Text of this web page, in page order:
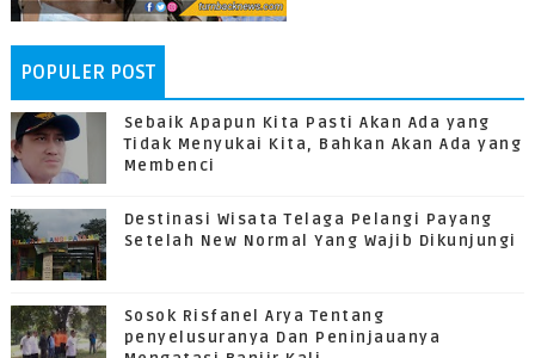
POPULER POST
Sebaik Apapun Kita Pasti Akan Ada yang
Tidak Menyukai Kita, Bahkan Akan Ada yang
Membenci
Destinasi Wisata Telaga Pelangi Payang
Setelah New Normal Yang Wajib Dikunjungi
Sosok Risfanel Arya Tentang
penyelusuranya Dan Peninjauanya